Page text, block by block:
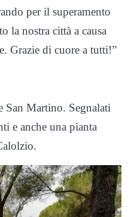
per il superamento
la nostra città a causa
Grazie di cuore a tutti!”
Martino. Segnalati
e anche una pianta